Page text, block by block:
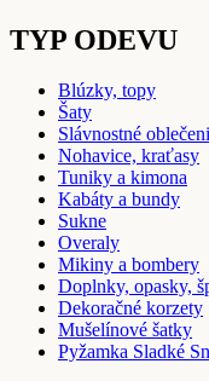
TYP ODEVU
Blúzky, topy
Šaty
Slávnostné
Nohavice, kraťasy
Tuniky a kimona
Kabáty a bundy
Sukne
Overaly
Mikiny a bombery
Doplnky, opasky,
Dekoračné korzety
Mušelínové šatky
Pyžamka Sladké